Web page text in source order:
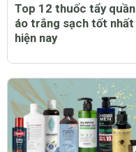
Top 12 thuốc tẩy quần
áo trắng sạch tốt nhất
hiện nay